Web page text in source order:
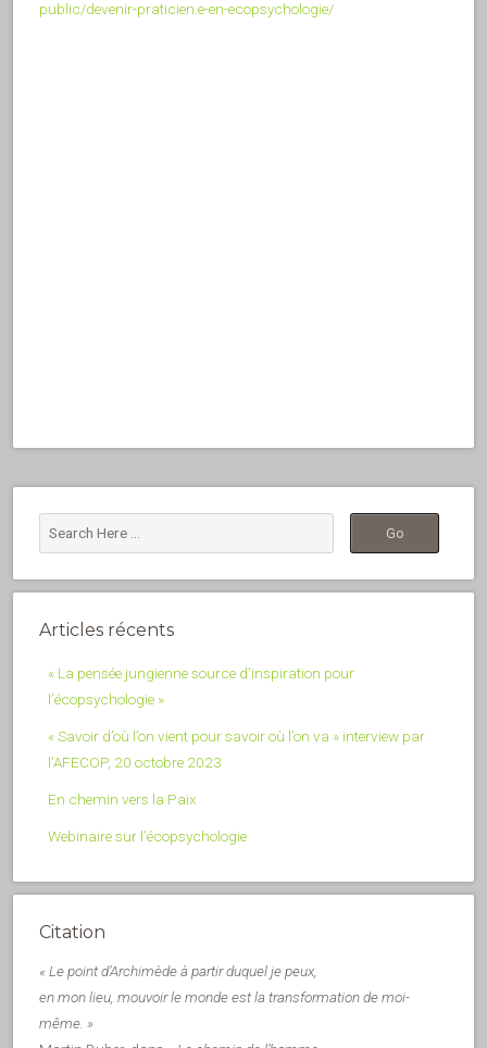
public/devenir-praticien.e-en-ecopsychologie/
Articles récents
« La pensée jungienne source d’inspiration pour
l’écopsychologie »
« Savoir d’où l’on vient pour savoir où l’on va » interview par
l’AFECOP, 20 octobre 2023
En chemin vers la Paix
Webinaire sur l’écopsychologie
Citation
« Le point d’Archimède à partir duquel je peux,
en mon lieu, mouvoir le monde est la transformation de moi-
même. »